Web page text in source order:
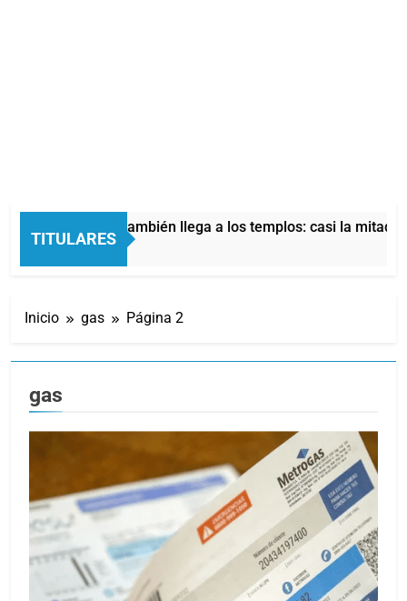
TITULARES
también llega a los templos: casi la mitad de
Inicio gas Página 2
gas